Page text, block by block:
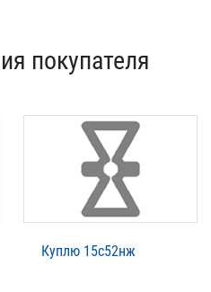
покупателя
Куплю 15с52нж